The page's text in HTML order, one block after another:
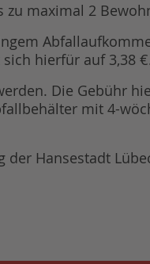
maximal 2
hierfür auf 3,38
Die Gebühr
mit 4-
Hansestadt